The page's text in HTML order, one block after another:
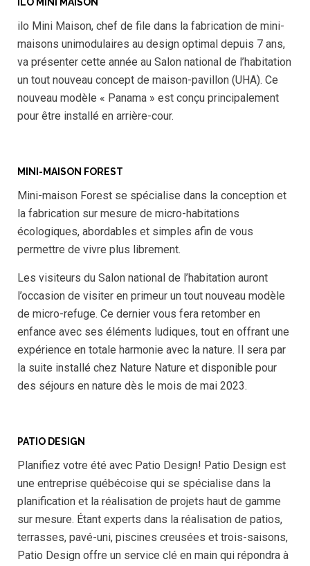
ILO MINI MAISON
ilo Mini Maison, chef de file dans la fabrication de mini-
maisons unimodulaires au design optimal depuis 7 ans,
va présenter cette année au Salon national de l’habitation
un tout nouveau concept de maison-pavillon (UHA). Ce
nouveau modèle « Panama » est conçu principalement
pour être installé en arrière-cour.
MINI-MAISON FOREST
Mini-maison Forest se spécialise dans la conception et
la fabrication sur mesure de micro-habitations
écologiques, abordables et simples afin de vous
permettre de vivre plus librement.
Les visiteurs du Salon national de l’habitation auront
l’occasion de visiter en primeur un tout nouveau modèle
de micro-refuge. Ce dernier vous fera retomber en
enfance avec ses éléments ludiques, tout en offrant une
expérience en totale harmonie avec la nature. Il sera par
la suite installé chez Nature Nature et disponible pour
des séjours en nature dès le mois de mai 2023.
PATIO DESIGN
Planifiez votre été avec Patio Design! Patio Design est
une entreprise québécoise qui se spécialise dans la
planification et la réalisation de projets haut de gamme
sur mesure. Étant experts dans la réalisation de patios,
terrasses, pavé-uni, piscines creusées et trois-saisons,
Patio Design offre un service clé en main qui répondra à